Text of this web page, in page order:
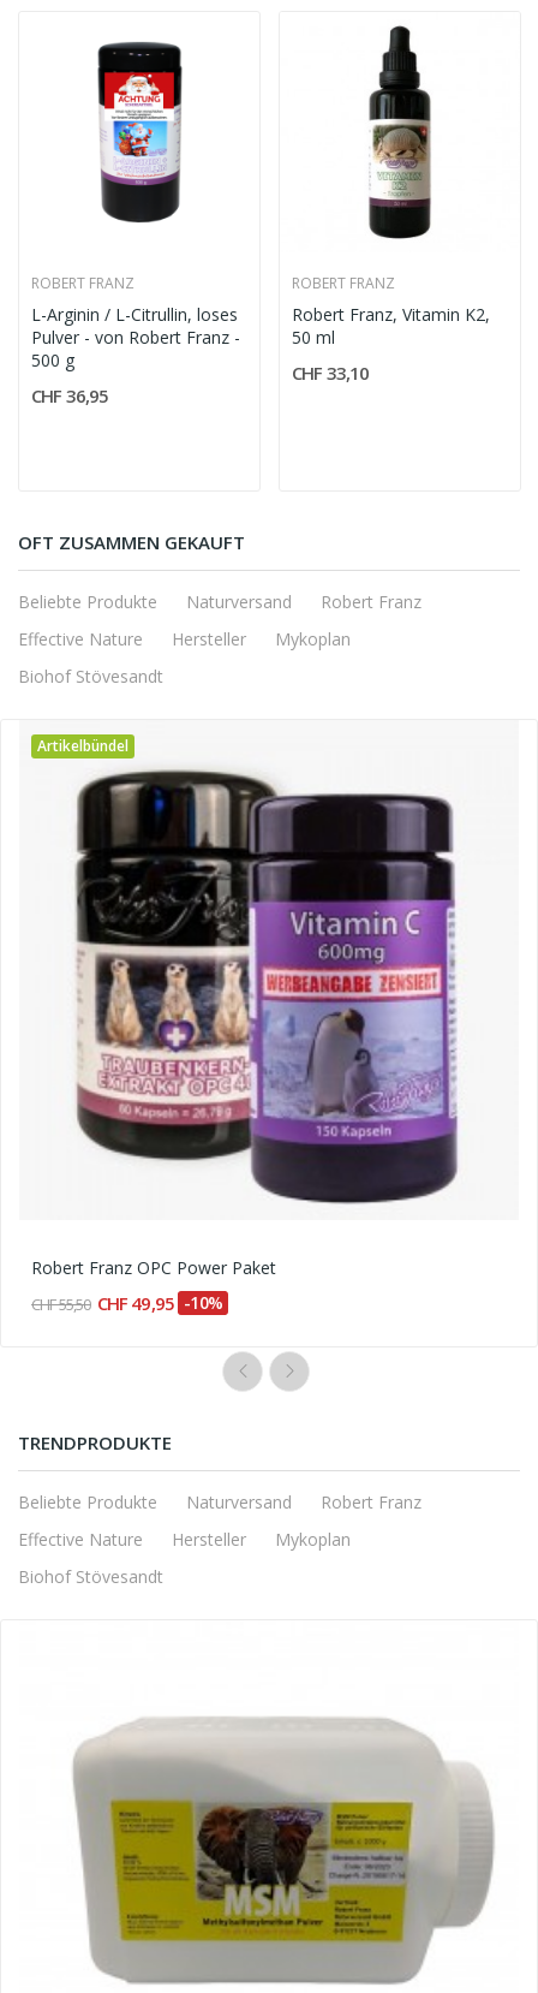
ROBERT FRANZ
L-Arginin / L-Citrullin, loses
Pulver - von Robert Franz -
500 g
CHF 36,95
ROBERT FRANZ
Robert Franz, Vitamin K2,
50 ml
CHF 33,10
OFT ZUSAMMEN GEKAUFT
Beliebte Produkte Naturversand
Robert Franz
Effective Nature
Hersteller
Mykoplan
Biohof Stövesandt
Artikelbündel
Robert Franz OPC Power Paket
CHF 55,50 CHF 49,95 -10%
TRENDPRODUKTE
Beliebte Produkte Naturversand
Robert Franz
Effective Nature
Hersteller
Mykoplan
Biohof Stövesandt